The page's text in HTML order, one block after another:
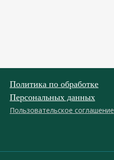
Политика по обработке
Персональных данных
Пользовательское соглашение